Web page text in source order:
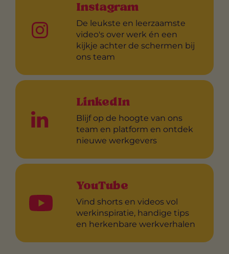
Instagram
De leukste en leerzaamste
video's over werk én een
kijkje achter de schermen bij
ons team
LinkedIn
Blijf op de hoogte van ons
team en platform en ontdek
nieuwe werkgevers
YouTube
Vind shorts en videos vol
werkinspiratie, handige tips
en herkenbare werkverhalen